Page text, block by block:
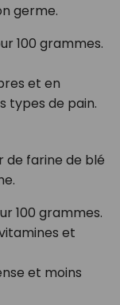
germe.
100 grammes.
et en
types de pain.
de farine de blé
100 grammes.
et
et moins